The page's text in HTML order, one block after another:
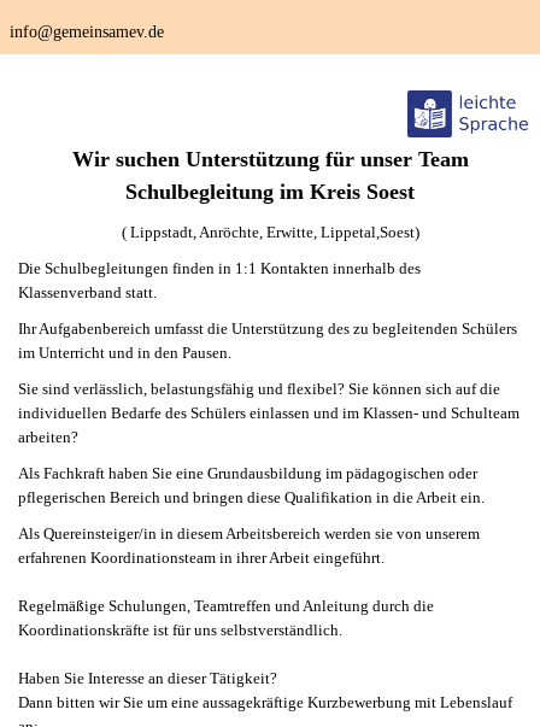
Wir suchen Unterstützung für unser Team
Schulbegleitung im Kreis Soest
( Lippstadt, Anröchte, Erwitte, Lippetal,Soest)
Die Schulbegleitungen finden in 1:1 Kontakten innerhalb des
Klassenverband statt.
Ihr Aufgabenbereich umfasst die Unterstützung des zu begleitenden Schülers
im Unterricht und in den Pausen.
Sie sind verlässlich, belastungsfähig und flexibel? Sie können sich auf die
individuellen Bedarfe des Schülers einlassen und im Klassen- und Schulteam
arbeiten?
Als Fachkraft haben Sie eine Grundausbildung im pädagogischen oder
pflegerischen Bereich und bringen diese Qualifikation in die Arbeit ein.
Als Quereinsteiger/in in diesem Arbeitsbereich werden sie von unserem
erfahrenen Koordinationsteam in ihrer Arbeit eingeführt.
Regelmäßige Schulungen, Teamtreffen und Anleitung durch die
Koordinationskräfte ist für uns selbstverständlich.
Haben Sie Interesse an dieser Tätigkeit?
Dann bitten wir Sie um eine aussagekräftige Kurzbewerbung mit Lebenslauf
info@gemeinsamev.de